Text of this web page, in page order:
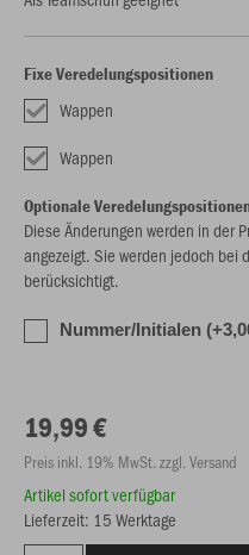
Fixe Veredelungspositionen
Wappen
Wappen
Optionale
Diese Änderungen werden in der
angezeigt. Sie werden jedoch bei
berücksichtigt.
Nummer/Initialen
19,99 €
Preis inkl. 19% MwSt. zzgl. Versand
Artikel sofort verfügbar
Lieferzeit: 15 Werktage